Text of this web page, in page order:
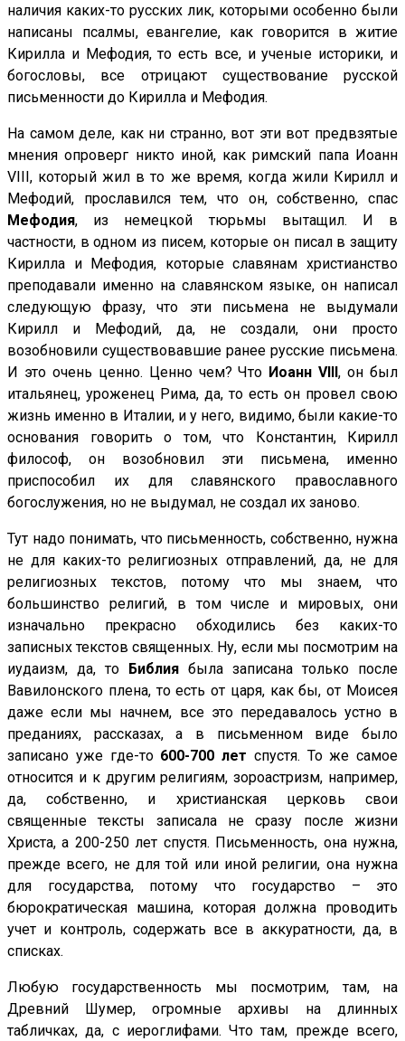
наличия каких-то русских лик, которыми особенно были
написаны псалмы, евангелие, как говорится в житие
Кирилла и Мефодия, то есть все, и ученые историки, и
богословы, все отрицают существование русской
письменности до Кирилла и Мефодия.
На самом деле, как ни странно, вот эти вот предвзятые
мнения опроверг никто иной, как римский папа Иоанн
VIII, который жил в то же время, когда жили Кирилл и
Мефодий, прославился тем, что он, собственно, спас
Мефодия, из немецкой тюрьмы вытащил. И в
частности, в одном из писем, которые он писал в защиту
Кирилла и Мефодия, которые славянам христианство
преподавали именно на славянском языке, он написал
следующую фразу, что эти письмена не выдумали
Кирилл и Мефодий, да, не создали, они просто
возобновили существовавшие ранее русские письмена.
И это очень ценно. Ценно чем? Что Иоанн VIII, он был
итальянец, уроженец Рима, да, то есть он провел свою
жизнь именно в Италии, и у него, видимо, были какие-то
основания говорить о том, что Константин, Кирилл
философ, он возобновил эти письмена, именно
приспособил их для славянского православного
богослужения, но не выдумал, не создал их заново.
Тут надо понимать, что письменность, собственно, нужна
не для каких-то религиозных отправлений, да, не для
религиозных текстов, потому что мы знаем, что
большинство религий, в том числе и мировых, они
изначально прекрасно обходились без каких-то
записных текстов священных. Ну, если мы посмотрим на
иудаизм, да, то
Библия была записана только после
Вавилонского плена, то есть от царя, как бы, от Моисея
даже если мы начнем, все это передавалось устно в
преданиях, рассказах, а в письменном виде было
записано уже где-то 600-700 лет спустя. То же самое
относится и к другим религиям, зороастризм, например,
да, собственно, и христианская церковь свои
священные тексты записала не сразу после жизни
Христа, а 200-250 лет спустя. Письменность, она нужна,
прежде всего, не для той или иной религии, она нужна
для государства, потому что государство – это
бюрократическая машина, которая должна проводить
учет и контроль, содержать все в аккуратности, да, в
списках.
Любую государственность мы посмотрим, там, на
Древний Шумер, огромные архивы на длинных
табличках, да, с иероглифами. Что там, прежде всего,